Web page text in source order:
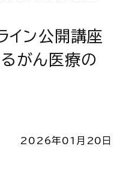
イン公開講座
るがん医療の
2026年01月20日